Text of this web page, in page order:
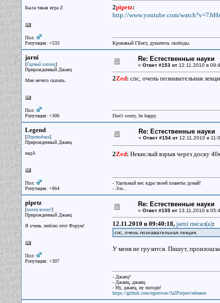
Была такая игра Z
Пол:
Репутация: +533
2pipetz:
http://www.youtube.com/
Кровавый ГБист, душитель свободы.
jarni
[Гарный хлопец]
Прирожденный Джаец
Мне нечего сказать.
Пол:
Репутация: +306
Re: Естественные науки
« Ответ #153 от12.11.2010 в
2Zed: спс, очень познавательная
Don't worry, be happy.
Legend
[Переводчик]
Прирожденный Джаец
надА
Пол:
Репутация: +864
Re: Естественные науки
« Ответ #154 от12.11.2010 в
2Zed: Некислый взрыв через доску
- Удельный вес ядра твоей планеты думай!
- Эээ...
pipetz
[пипец всему!]
Прирожденный Джаец
Я очень люблю этот Форум!
Пол:
Репутация: +307
Re: Естественные науки
« Ответ #155 от13.11.2010 в
12.11.2010 в 09:40:18, jarni писал(a):
спс, очень познавательная лекция.
У меня не грузится. Пишут,
- Джаец?
- Джаиц, джаиц.
- Ну, джаец, ну погоди!
https://github.com/egorovav/Ja2Project/releases